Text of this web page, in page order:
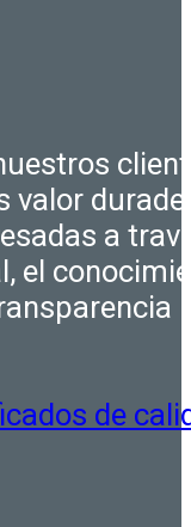
valor
a
el
de